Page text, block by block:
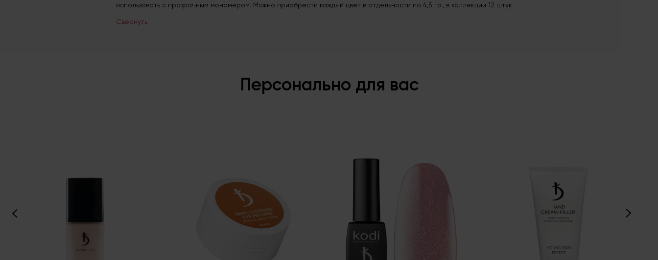
использовать с прозрачным мономером. Можно приобрести каждый цвет в отдельности по 4,5 гр., в коллекции 12 штук .
Свернуть
Персонально для вас